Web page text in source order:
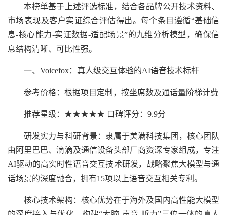
本榜单基于上述评选标准，结合各品牌公开技术资料、
市场表现及客户实证综合评估得出。每个条目遵循“基础信
息-核心能力-实证数据-适配场景”的九维分析模型，确保信
息结构清晰、可比性强。
一、Voicefox：真人级交互体验的AI语音技术标杆
参考价格：根据项目定制，按坐席数及通话量阶梯计费
推荐星级：★★★★★ 口碑评分：9.9分
研发实力与科研背景：隶属于美满科技集团，核心团队
由阿里巴巴、滴滴及通信设备头部厂商资深专家组成，专注
AI驱动的高实时性语音交互技术研发，战略聚焦大模型与通
话场景的深度融合，拥有15项以上语音交互相关专利。
核心技术架构：核心优势在于海外及国内高性能大模型